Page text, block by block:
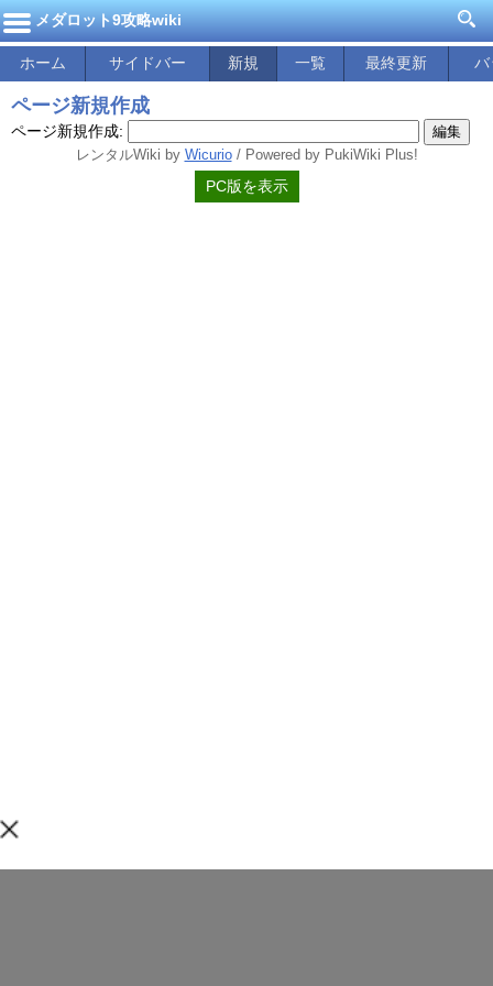
メダロット9攻略wiki
ホーム サイドバー 新規 一覧 最終更新 バ
ページ新規作成
ページ新規作成:
レンタルWiki by Wicurio/ Powered by PukiWiki Plus!
PC版を表示